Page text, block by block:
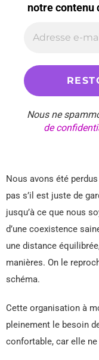
notre contenu
Nous ne
de
Nous avons été
pas s’il est juste de
jusqu’à ce que nous
d’une coexistence
une distance
manières. On le
schéma.
Cette organisation à
pleinement le besoin
confortable, car elle